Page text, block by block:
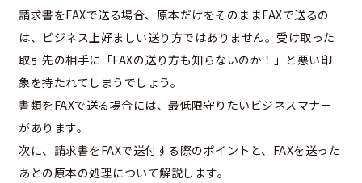
請求書をFAXで送る場合、原本だけをそのままFAXで送るの
は、ビジネス上好ましい送り方ではありません。受け取った
取引先の相手に「FAXの送り方も知らないのか！」と悪い印
象を持たれてしまうでしょう。
書類をFAXで送る場合には、最低限守りたいビジネスマナー
があります。
次に、請求書をFAXで送付する際のポイントと、FAXを送った
あとの原本の処理について解説します。